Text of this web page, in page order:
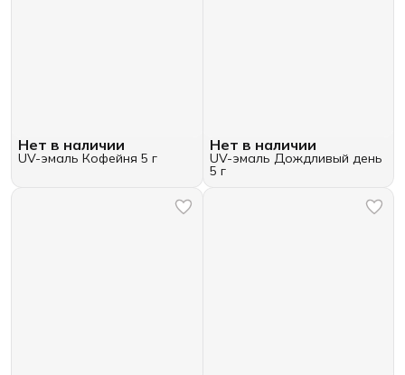
Нет в наличии
UV-эмаль Кофейня 5 г
Нет в наличии
UV-эмаль Дождливый день
5 г